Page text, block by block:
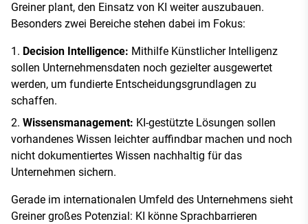
Greiner plant, den Einsatz von KI weiter auszubauen.
Besonders zwei Bereiche stehen dabei im Fokus:
Decision Intelligence: Mithilfe Künstlicher Intelligenz
sollen Unternehmensdaten noch gezielter ausgewertet
werden, um fundierte Entscheidungsgrundlagen zu
schaffen.
Wissensmanagement: KI-gestützte Lösungen sollen
vorhandenes Wissen leichter auffindbar machen und noch
nicht dokumentiertes Wissen nachhaltig für das
Unternehmen sichern.
Gerade im internationalen Umfeld des Unternehmens sieht
Greiner großes Potenzial: KI könne Sprachbarrieren